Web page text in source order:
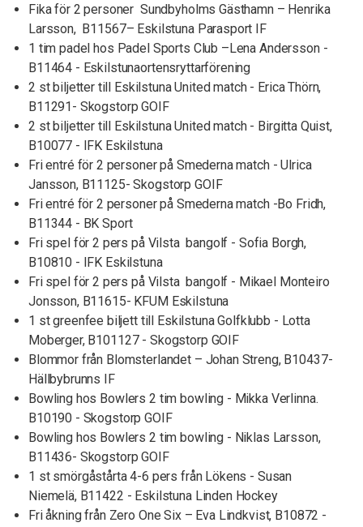
Fika för 2 personer Sundbyholms Gästhamn – Henrika
Larsson, B11567– Eskilstuna Parasport IF
1 tim padel hos Padel Sports Club –Lena Andersson -
B11464 - Eskilstunaortensryttarförening
2 st biljetter till Eskilstuna United match - Erica Thörn,
B11291- Skogstorp GOIF
2 st biljetter till Eskilstuna United match - Birgitta Quist,
B10077 - IFK Eskilstuna
Fri entré för 2 personer på Smederna match - Ulrica
Jansson, B11125- Skogstorp GOIF
Fri entré för 2 personer på Smederna match -Bo Fridh,
B11344 - BK Sport
Fri spel för 2 pers på Vilsta bangolf - Sofia Borgh,
B10810 - IFK Eskilstuna
Fri spel för 2 pers på Vilsta bangolf - Mikael Monteiro
Jonsson, B11615- KFUM Eskilstuna
1 st greenfee biljett till Eskilstuna Golfklubb - Lotta
Moberger, B101127 - Skogstorp GOIF
Blommor från Blomsterlandet – Johan Streng, B10437-
Hällbybrunns IF
Bowling hos Bowlers 2 tim bowling - Mikka Verlinna.
B10190 - Skogstorp GOIF
Bowling hos Bowlers 2 tim bowling - Niklas Larsson,
B11436- Skogstorp GOIF
1 st smörgåstårta 4-6 pers från Lökens - Susan
Niemelä, B11422 - Eskilstuna Linden Hockey
Fri åkning från Zero One Six – Eva Lindkvist, B10872 -